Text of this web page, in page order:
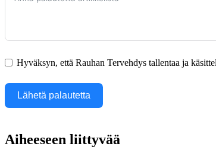
Hyväksyn, että Rauhan Tervehdys tallentaa ja
Lähetä palautetta
Aiheeseen liittyvää